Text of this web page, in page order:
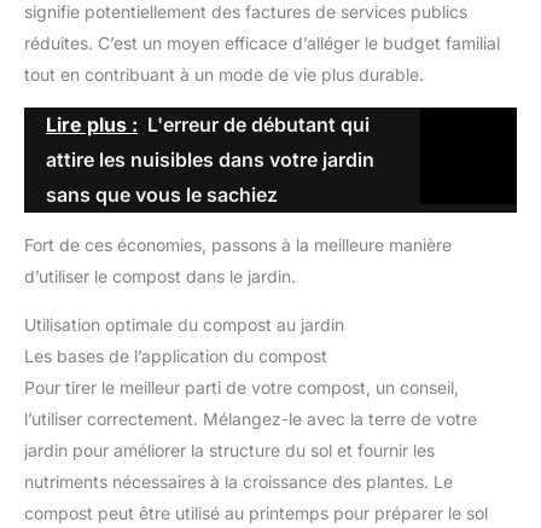
signifie potentiellement des factures de services publics
réduites. C’est un moyen efficace d’alléger le budget familial
tout en contribuant à un mode de vie plus durable.
Lire plus : L'erreur de débutant qui
attire les nuisibles dans votre jardin
sans que vous le sachiez
Fort de ces économies, passons à la meilleure manière
d’utiliser le compost dans le jardin.
Utilisation optimale du compost au jardin
Les bases de l’application du compost
Pour tirer le meilleur parti de votre compost, un conseil,
l’utiliser correctement. Mélangez-le avec la terre de votre
jardin pour améliorer la structure du sol et fournir les
nutriments nécessaires à la croissance des plantes. Le
compost peut être utilisé au printemps pour préparer le sol